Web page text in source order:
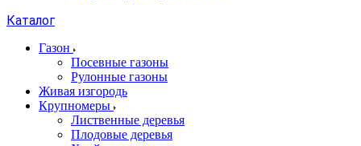
Каталог
Газон
Посевные газоны
Рулонные газоны
Живая изгородь
Крупномеры
Лиственные деревья
Плодовые деревья